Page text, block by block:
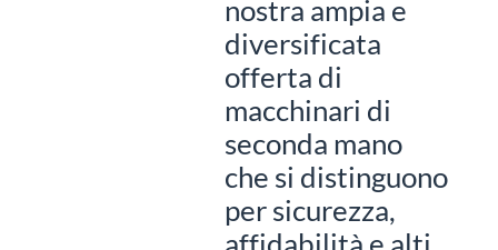
nostra ampia e
diversificata
offerta di
macchinari di
seconda mano
che si distinguono
per sicurezza,